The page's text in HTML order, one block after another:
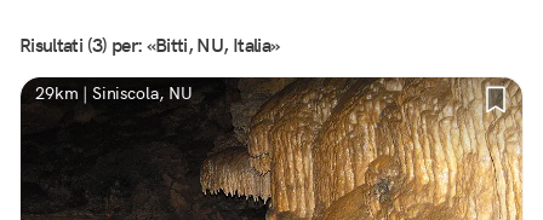
Risultati (3) per: «Bitti, NU, Italia»
29km | Siniscola, NU